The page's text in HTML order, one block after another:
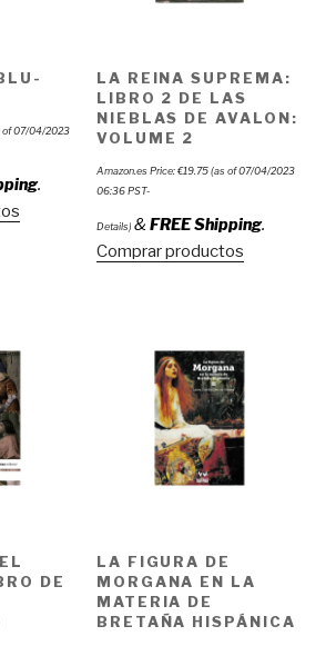
of 07/04/2023
.
LA REINA SUPREMA:
LIBRO 2 DE LAS
NIEBLAS DE AVALON:
VOLUME 2
Amazon.es Price:€19.75(as of 07/04/2023
06:36 PST-
Details) & FREE Shipping.
Comprar productos
DE
LA FIGURA DE
MORGANA EN LA
MATERIA DE
BRETAÑA HISPÁNICA